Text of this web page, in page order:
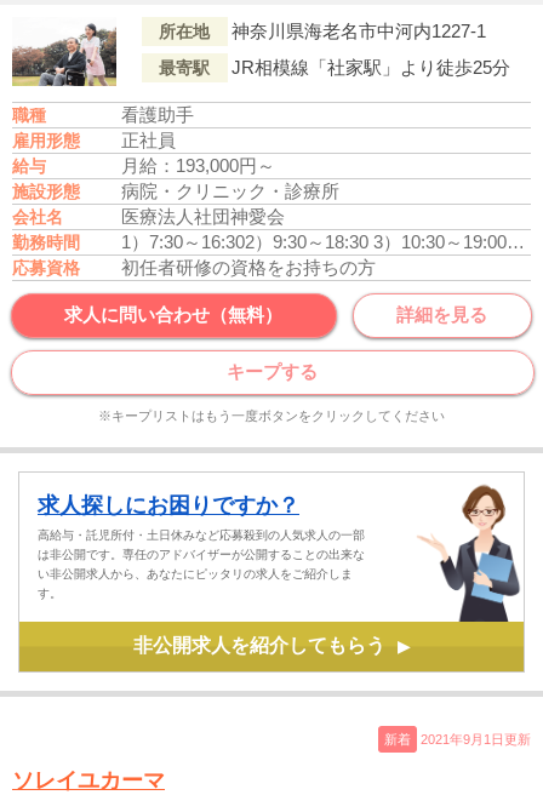
所在地 神奈川県海老名市中河内1227-1
最寄駅 JR相模線「社家駅」より徒歩25分
職種 看護助手
雇用形態 正社員
給与 月給：193,000円～
施設形態 病院・クリニック・診療所
会社名 医療法人社団神愛会
勤務時間 1）7:30～16:302）9:30～18:30 3）10:30～19:004）
応募資格 初任者研修の資格をお持ちの方
求人に問い合わせ（無料） 詳細を見る
キープする
※キープリストはもう一度ボタンをクリックしてください
求人探しにお困りですか？
高給与・託児所付・土日休みなど応募殺到の人気求人の一部
は非公開です。専任のアドバイザーが公開することの出来な
い非公開求人から、あなたにピッタリの求人をご紹介しま
す。
非公開求人を紹介してもらう ▶
新着 2021年9月1日更新
ソレイユカーマ